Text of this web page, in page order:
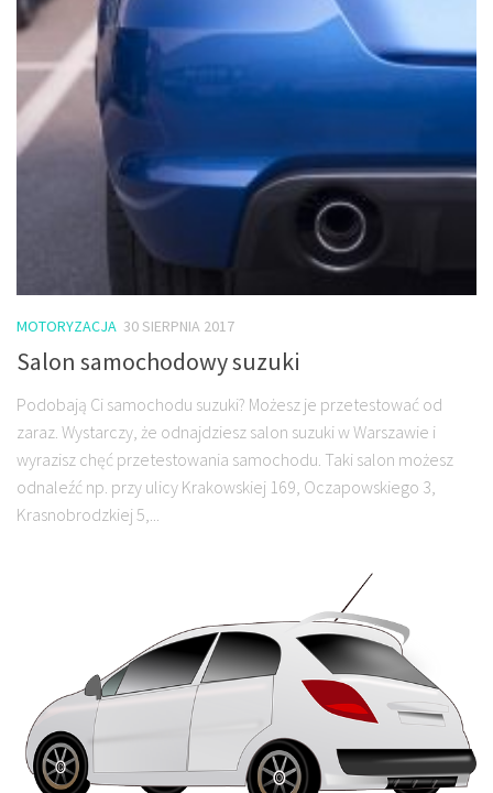
MOTORYZACJA 30 SIERPNIA 2017
Salon samochodowy suzuki
Podobają Ci samochodu suzuki? Możesz je przetestować od
zaraz. Wystarczy, że odnajdziesz salon suzuki w Warszawie i
wyrazisz chęć przetestowania samochodu. Taki salon możesz
odnaleźć np. przy ulicy Krakowskiej 169, Oczapowskiego 3,
Krasnobrodzkiej 5,...